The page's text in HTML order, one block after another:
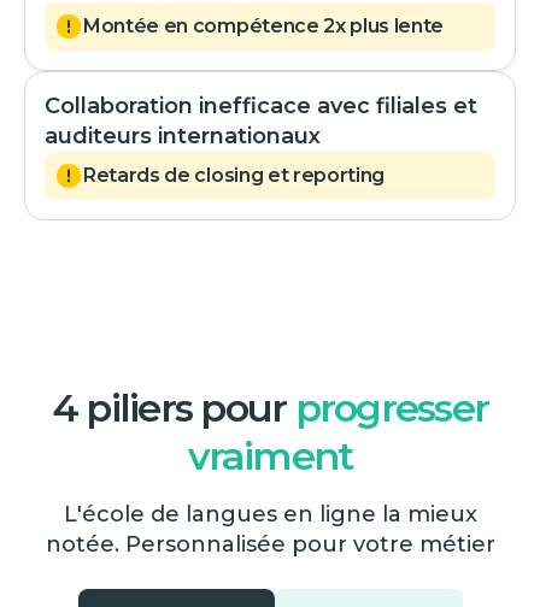
Montée en compétence 2x plus lente
Collaboration inefficace avec filiales et
auditeurs internationaux
Retards de closing et reporting
4 piliers pour progresser
vraiment
L'école de langues en ligne la mieux
notée. Personnalisée pour votre métier